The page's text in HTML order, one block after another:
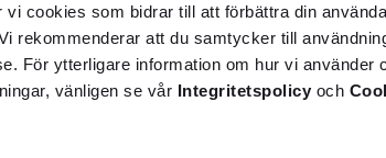
cookies som bidrar till att förbättra din
rekommenderar att du samtycker till
För ytterligare information om hur vi använder
vänligen se vår Integritetspolicy och